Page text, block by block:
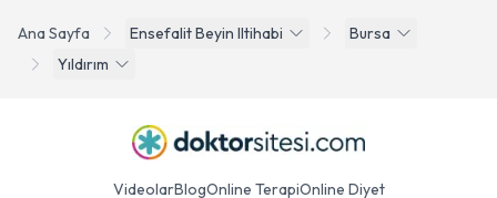
Ana Sayfa Ensefalit Beyin Iltihabi
Bursa
Yıldırım
VideolarBlogOnline TerapiOnline Diyet